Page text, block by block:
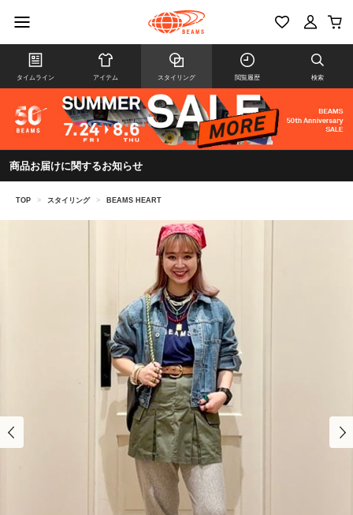
タイムライン アイテム スタイリング 閲覧履歴 検索
商品お届けに関するお知らせ
TOP > スタイリング > BEAMS HEART